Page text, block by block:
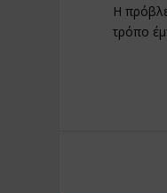
Η
τρόπο